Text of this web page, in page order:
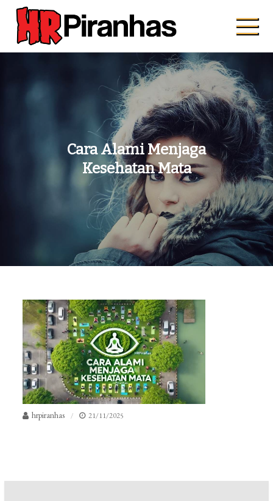
content
Hrpiranhas.com
Kuat, Cepat, Bersama
Cara Alami Menjaga
Kesehatan Mata
hrpiranhas 21/11/2025